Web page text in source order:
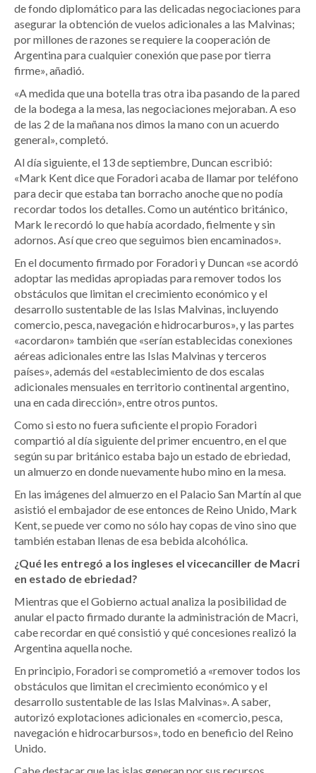
de fondo diplomático para las delicadas negociaciones para
asegurar la obtención de vuelos adicionales a las Malvinas;
por millones de razones se requiere la cooperación de
Argentina para cualquier conexión que pase por tierra
firme», añadió.
«A medida que una botella tras otra iba pasando de la pared
de la bodega a la mesa, las negociaciones mejoraban. A eso
de las 2 de la mañana nos dimos la mano con un acuerdo
general», completó.
Al día siguiente, el 13 de septiembre, Duncan escribió:
«Mark Kent dice que Foradori acaba de llamar por teléfono
para decir que estaba tan borracho anoche que no podía
recordar todos los detalles. Como un auténtico británico,
Mark le recordó lo que había acordado, fielmente y sin
adornos. Así que creo que seguimos bien encaminados».
En el documento firmado por Foradori y Duncan «se acordó
adoptar las medidas apropiadas para remover todos los
obstáculos que limitan el crecimiento económico y el
desarrollo sustentable de las Islas Malvinas, incluyendo
comercio, pesca, navegación e hidrocarburos», y las partes
«acordaron» también que «serían establecidas conexiones
aéreas adicionales entre las Islas Malvinas y terceros
países», además del «establecimiento de dos escalas
adicionales mensuales en territorio continental argentino,
una en cada dirección», entre otros puntos.
Como si esto no fuera suficiente el propio Foradori
compartió al día siguiente del primer encuentro, en el que
según su par británico estaba bajo un estado de ebriedad,
un almuerzo en donde nuevamente hubo mino en la mesa.
En las imágenes del almuerzo en el Palacio San Martín al que
asistió el embajador de ese entonces de Reino Unido, Mark
Kent, se puede ver como no sólo hay copas de vino sino que
también estaban llenas de esa bebida alcohólica.
¿Qué les entregó a los ingleses el vicecanciller de Macri
en estado de ebriedad?
Mientras que el Gobierno actual analiza la posibilidad de
anular el pacto firmado durante la administración de Macri,
cabe recordar en qué consistió y qué concesiones realizó la
Argentina aquella noche.
En principio, Foradori se comprometió a «remover todos los
obstáculos que limitan el crecimiento económico y el
desarrollo sustentable de las Islas Malvinas». A saber,
autorizó explotaciones adicionales en «comercio, pesca,
navegación e hidrocarbursos», todo en beneficio del Reino
Unido.